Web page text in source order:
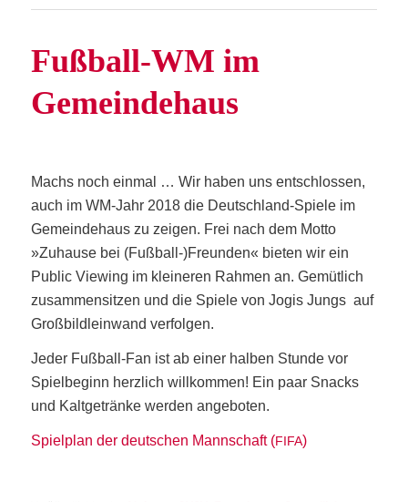
Fuß­ball-WM im
Gemeindehaus
Machs noch ein­mal … Wir haben uns ent­schlos­sen,
auch im WM-Jahr 2018 die Deutsch­land-Spie­le im
Gemein­de­haus zu zei­gen. Frei nach dem Mot­to
»Zuhau­se bei (Fußball-)Freunden« bie­ten wir ein
Public Vie­w­ing im klei­ne­ren Rah­men an. Gemüt­lich
zusam­men­sit­zen und die Spie­le von Jogis Jungs auf
Groß­bild­lein­wand verfolgen.
Jeder Fuß­ball-Fan ist ab einer hal­ben Stun­de vor
Spiel­be­ginn herz­lich will­kom­men! Ein paar Snacks
und Kalt­ge­trän­ke wer­den angeboten.
Spiel­plan der deut­schen Mann­schaft (FIFA)